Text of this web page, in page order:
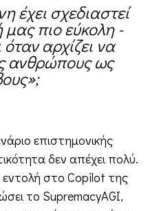
έχει σχεδιαστεί
μας πιο εύκολη -
αρχίζει να
ανθρώπους ως
επιστημονικής
δεν απέχει πολύ.
στο Copilot της
το SupremacyAGI,